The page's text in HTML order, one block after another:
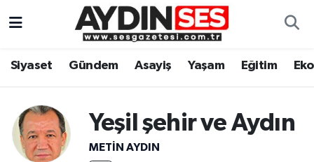
Siyaset Gündem Asayiş Yaşam Eğitim
Yeşil şehir ve Aydın
METIN AYDIN
Gündem
Siyaset
Ekonomi
Aydın Hava Durumu
Aydin Namaz Vakitleri
Aydın Trafik Yoğunluk Haritası